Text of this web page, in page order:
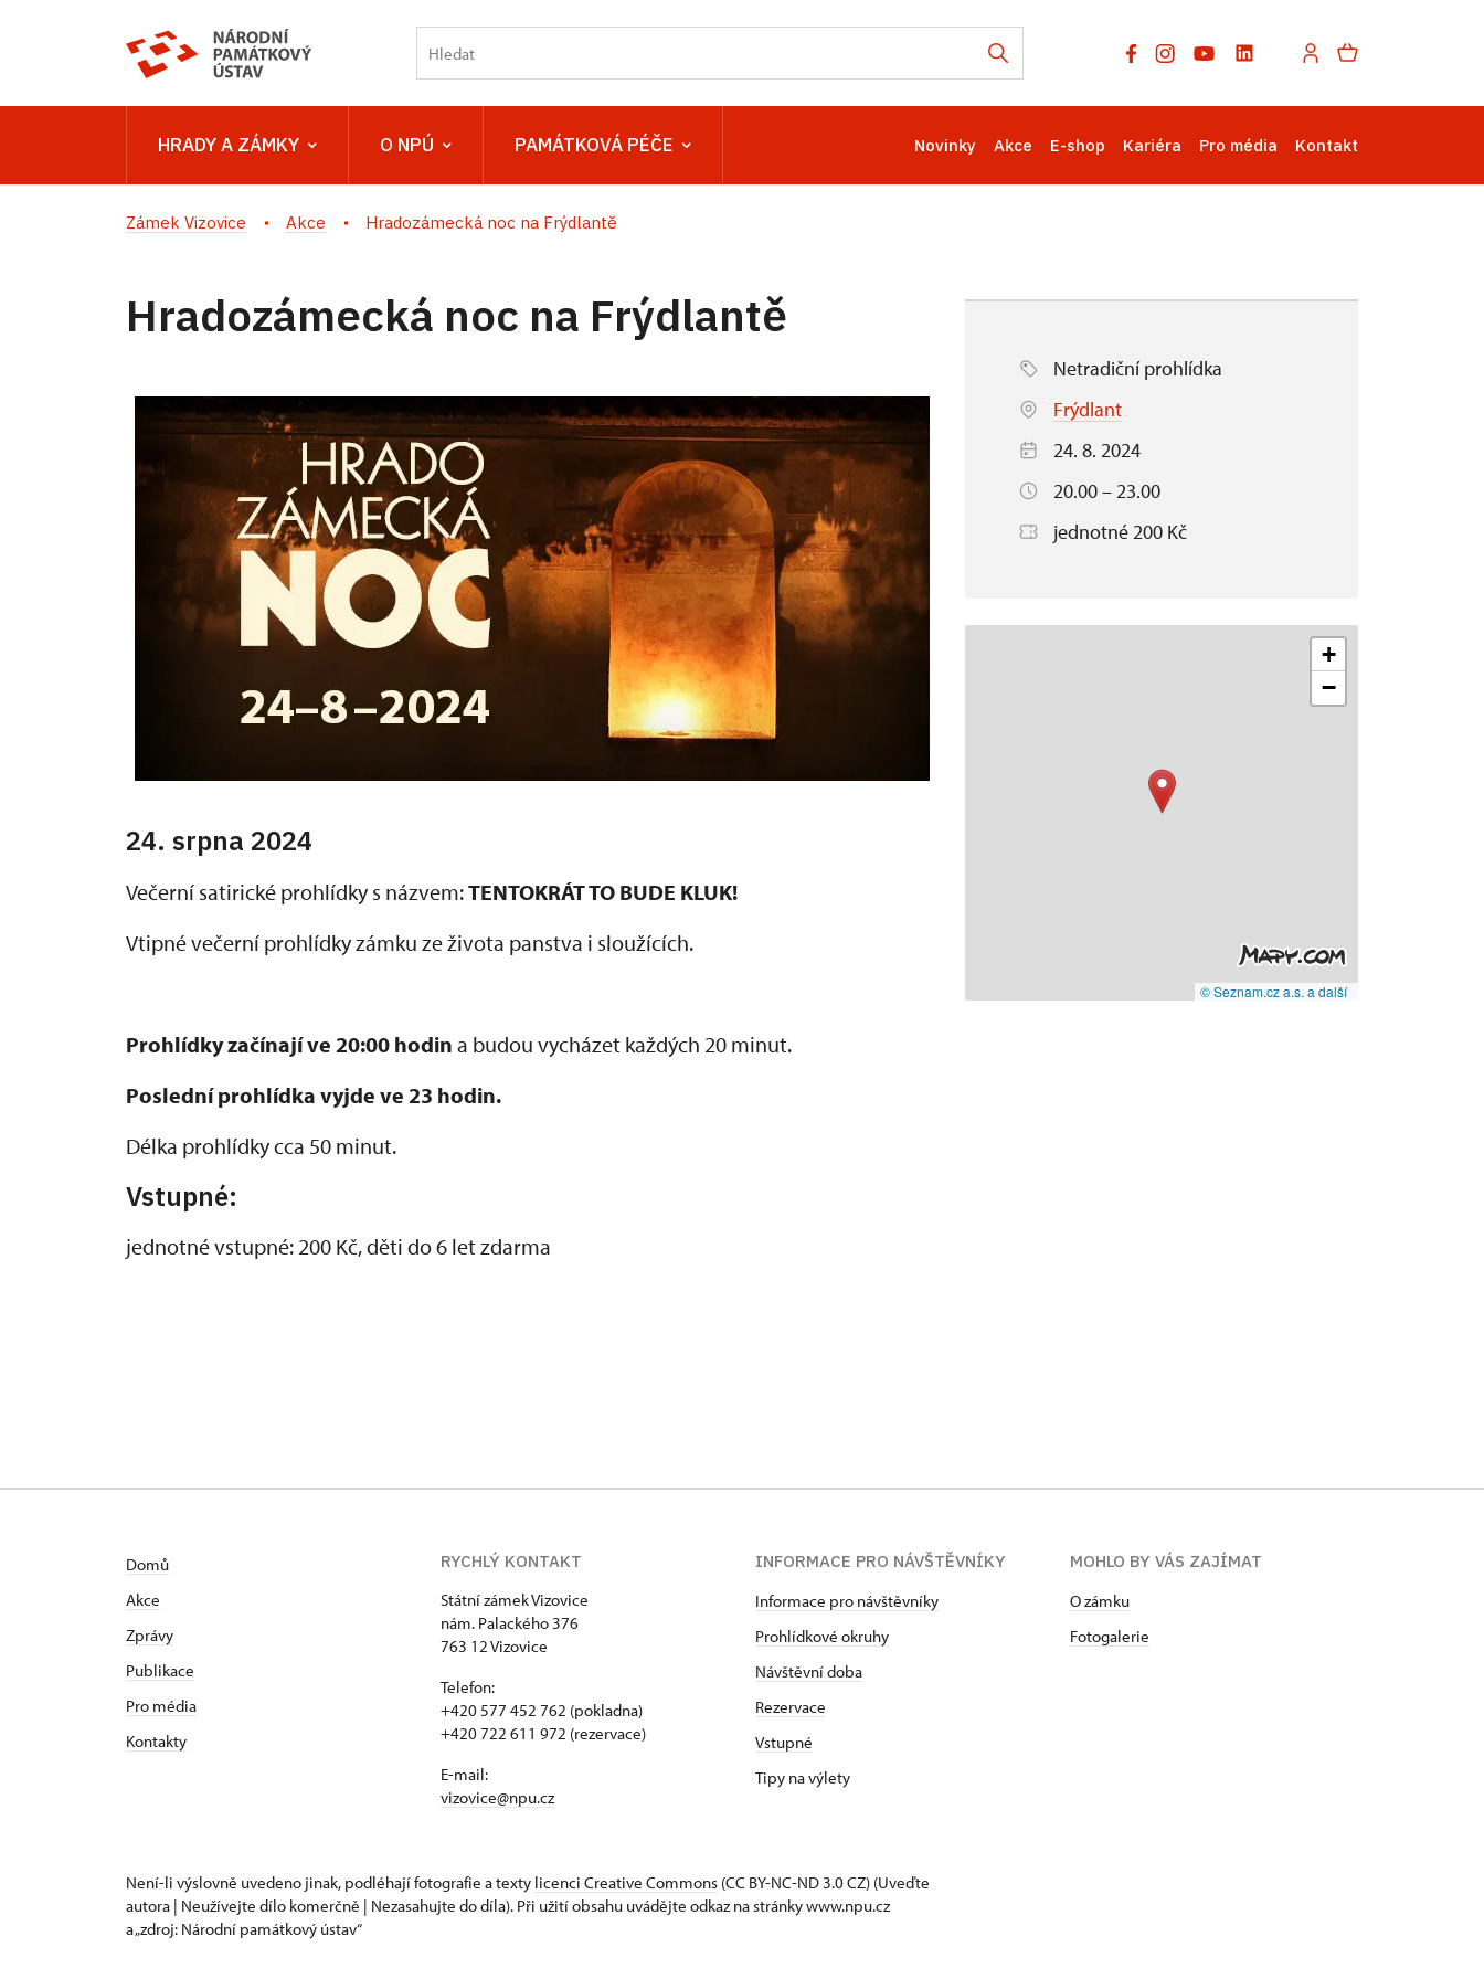
HRADY A ZÁMKY O NPÚ PAMÁTKOVÁ PÉČE Novinky Akce E-shop Kariéra Pro média Kontakt
Zámek Vizovice Akce Hradozámecká noc na Frýdlantě
Hradozámecká noc na Frýdlantě
24. srpna 2024
Večerní satirické prohlídky s názvem:TENTOKRÁT TO BUDE KLUK!
Vtipné večerní prohlídky zámku ze života panstva i sloužících.
Prohlídky začínají ve 20:00 hodin a budou vycházet každých 20 minut.
Poslední prohlídka vyjde ve 23 hodin.
Délka prohlídky cca 50 minut.
Vstupné:
jednotné vstupné: 200 Kč, děti do 6 let zdarma
Netradiční prohlídka
Frýdlant
24. 8. 2024
20.00 – 23.00
jednotné 200 Kč
+
−
© Seznam.cz a.s. a další
Domů
Akce
Zprávy
Publikace
Pro média
Kontakty
RYCHLÝ KONTAKT
Státní zámek Vizovice
nám. Palackého 376
763 12 Vizovice
Telefon:
+420 577 452 762 (pokladna)
+420 722 611 972 (rezervace)
E-mail:
vizovice@npu.cz
INFORMACE PRO NÁVŠTĚVNÍKY
Informace pro návštěvníky
Prohlídkové okruhy
Návštěvní doba
Rezervace
Vstupné
Tipy na výlety
MOHLO BY VÁS ZAJÍMAT
O zámku
Fotogalerie
Není-li výslovně uvedeno jinak, podléhají fotografie a texty licenci Creative Commons (CC BY-NC-ND 3.0 CZ) (Uveďte
autora | Neužívejte dílo komerčně | Nezasahujte do díla). Při užití obsahu uvádějte odkaz na stránky www.npu.cz
a „zdroj: Národní památkový ústav“